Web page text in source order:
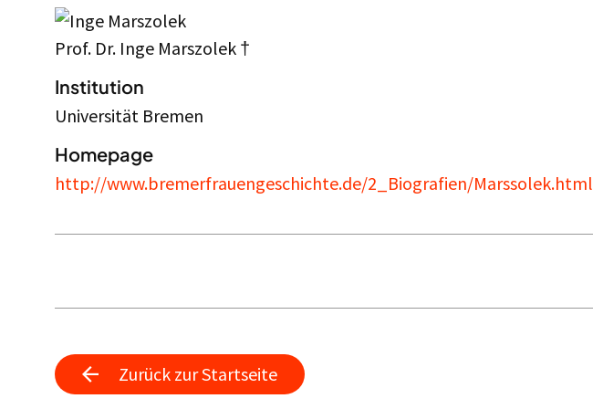
Prof. Dr. Inge Marszolek †
Institution
Universität Bremen
Homepage
http://www.bremerfrauengeschichte.de/2_Biografien/Marssolek.html
Zurück zur Startseite